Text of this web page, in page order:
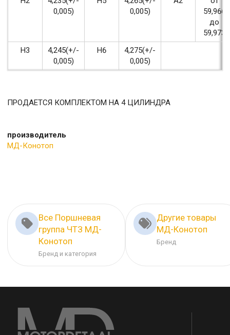
0,005)
0,005)
59,966
до
59,973
Н3
4,245(+/-
0,005)
Н6
4,275(+/-
0,005)
ПРОДАЕТСЯ КОМПЛЕКТОМ НА 4 ЦИЛИНДРА
производитель
МД-Конотоп
Все Поршневая
группа ЧТЗ МД-
Конотоп
Бренд и категория
Другие товары
МД-Конотоп
Бренд